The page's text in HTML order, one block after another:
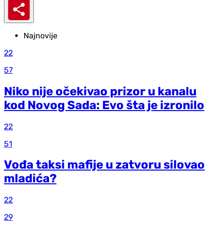
Najnovije
22
57
Niko nije očekivao prizor u kanalu
kod Novog Sada: Evo šta je izronilo
22
51
Vođa taksi mafije u zatvoru silovao
mladića?
22
29